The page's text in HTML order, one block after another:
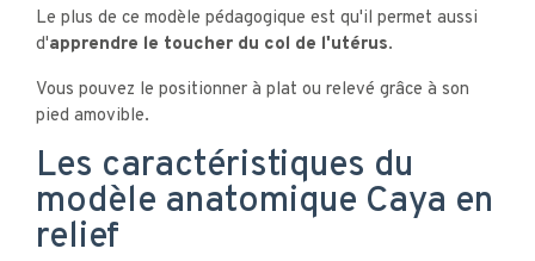
Le plus de ce modèle pédagogique est qu'il permet aussi
d'apprendre le toucher du col de l'utérus.
Vous pouvez le positionner à plat ou relevé grâce à son
pied amovible.
Les caractéristiques du
modèle anatomique Caya en
relief